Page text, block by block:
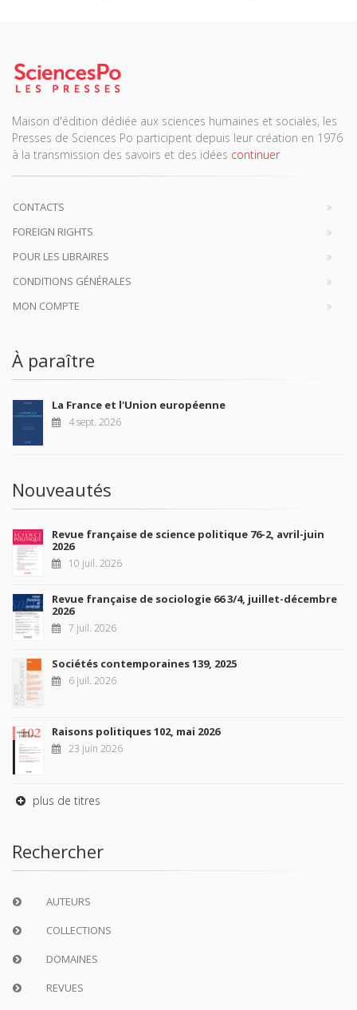
Maison d'édition dédiée aux sciences humaines et sociales, les
Presses de Sciences Po participent depuis leur création en 1976
à la transmission des savoirs et des idées continuer
CONTACTS
FOREIGN RIGHTS
POUR LES LIBRAIRES
CONDITIONS GÉNÉRALES
MON COMPTE
À paraître
La France et l'Union européenne
4 sept. 2026
Nouveautés
Revue française de science politique 76-2, avril-juin
2026
10 juil. 2026
Revue française de sociologie 66 3/4, juillet-décembre
2026
7 juil. 2026
Sociétés contemporaines 139, 2025
6 juil. 2026
Raisons politiques 102, mai 2026
23 juin 2026
plus de titres
Rechercher
AUTEURS
COLLECTIONS
DOMAINES
REVUES